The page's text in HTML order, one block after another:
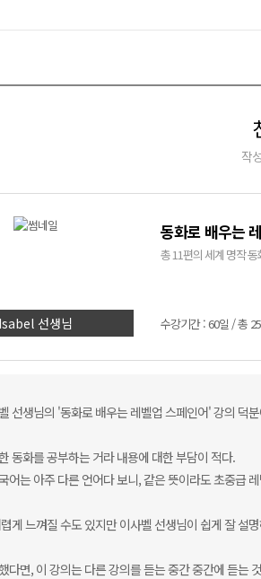
작
Isabel 선생님
동화로 배우는
총 11편의 세계 명작
수강기간 : 60일 / 총
선생님의 '동화로 배우는 레벨업 스페인어' 강의 덕
동화를 공부하는 거라 내용에 대한 부담이 적다.
어는 아주 다른 언어다 보니, 같은 뜻이라도 초중급
게 느껴질 수도 있지만 이사벨 선생님이 쉽게 잘 설
다면, 이 강의는 다른 강의를 듣는 중간 중간에 듣는